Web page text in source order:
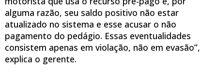
alguma razão, seu saldo positivo não estar
atualizado no sistema e esse acusar o não
pagamento do pedágio. Essas eventualidades
consistem apenas em violação, não em evasão”,
explica o gerente.